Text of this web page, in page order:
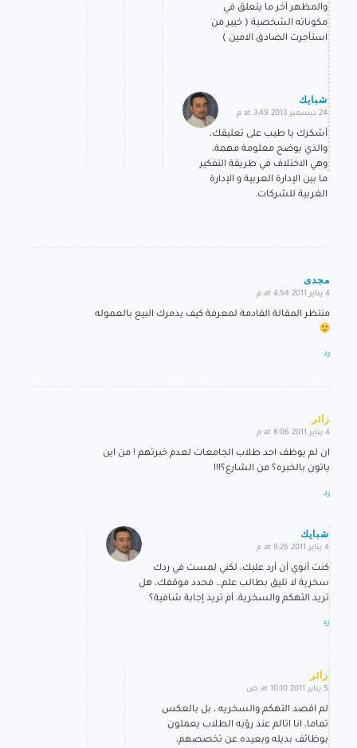
والمظهر آخر ما يتعلق في
مكوناته الشخصية ( خيير من
استأجرت الصادق الامين )
شبايك
says:
24 ديسمبر 2013 at 3:49 م
أشكرك يا طيب على تعليقك،
والذي يوضح معلومة مهمة،
وهي الاختلاف في طريقة التفكير
ما بين الإدارة العربية و الإدارة
الغربية للشركات.
مجدى
says:
4 يناير 2011 at 4:54 م
منتظر المقالة القادمة لمعرفة كيف يدمرك البيع بالعموله
رد
زائر
says:
4 يناير 2011 at 8:06 م
ان لم يوظف احد طلاب الجامعات لعدم خبرتهم ! من اين
ياتون بالخبره؟ من الشارع؟!!!
رد
شبايك
says:
4 يناير 2011 at 9:26 م
كنت أنوي أن أرد عليك، لكني لمست في ردك
سخرية لا تليق بطالب علم… فحدد موقفك، هل
تريد التهكم والسخرية، أم تريد إجابة شافية؟
رد
زائر
says:
5 يناير 2011 at 10:10 ص
لم اقصد التهكم والسخريه ، بل بالعكس
تماما، انا اتالم عند رؤيه الطلاب يعملون
بوظائف بديله وبعيده عن تخصصهم،